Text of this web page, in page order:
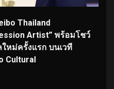
Thailand
Artist” พร้อมโชว์
ใหม่ครั้งแรก บนเวที
Cultural